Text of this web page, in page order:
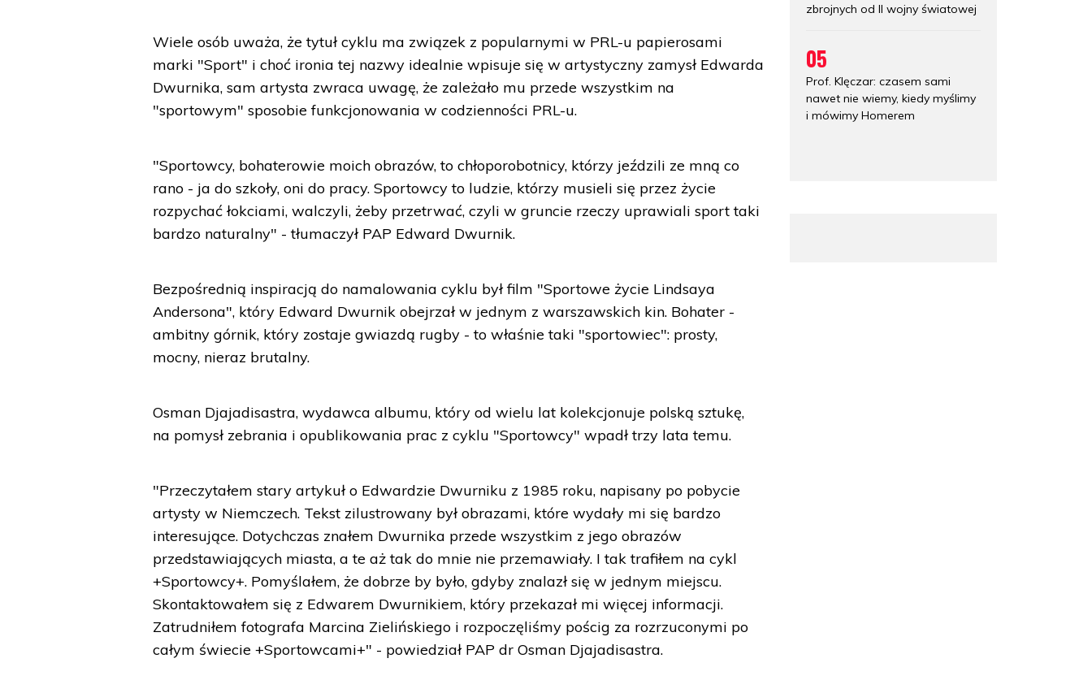
Wiele osób uważa, że tytuł cyklu ma związek z popularnymi w PRL-u papierosami
marki "Sport" i choć ironia tej nazwy idealnie wpisuje się w artystyczny zamysł Edwarda
Dwurnika, sam artysta zwraca uwagę, że zależało mu przede wszystkim na
"sportowym" sposobie funkcjonowania w codzienności PRL-u.
"Sportowcy, bohaterowie moich obrazów, to chłoporobotnicy, którzy jeździli ze mną co
rano - ja do szkoły, oni do pracy. Sportowcy to ludzie, którzy musieli się przez życie
rozpychać łokciami, walczyli, żeby przetrwać, czyli w gruncie rzeczy uprawiali sport taki
bardzo naturalny" - tłumaczył PAP Edward Dwurnik.
Bezpośrednią inspiracją do namalowania cyklu był film "Sportowe życie Lindsaya
Andersona", który Edward Dwurnik obejrzał w jednym z warszawskich kin. Bohater -
ambitny górnik, który zostaje gwiazdą rugby - to właśnie taki "sportowiec": prosty,
mocny, nieraz brutalny.
Osman Djajadisastra, wydawca albumu, który od wielu lat kolekcjonuje polską sztukę,
na pomysł zebrania i opublikowania prac z cyklu "Sportowcy" wpadł trzy lata temu.
"Przeczytałem stary artykuł o Edwardzie Dwurniku z 1985 roku, napisany po pobycie
artysty w Niemczech. Tekst zilustrowany był obrazami, które wydały mi się bardzo
interesujące. Dotychczas znałem Dwurnika przede wszystkim z jego obrazów
przedstawiających miasta, a te aż tak do mnie nie przemawiały. I tak trafiłem na cykl
+Sportowcy+. Pomyślałem, że dobrze by było, gdyby znalazł się w jednym miejscu.
Skontaktowałem się z Edwarem Dwurnikiem, który przekazał mi więcej informacji.
Zatrudniłem fotografa Marcina Zielińskiego i rozpoczęliśmy pościg za rozrzuconymi po
całym świecie +Sportowcami+" - powiedział PAP dr Osman Djajadisastra.
zbrojnych od II wojny światowej
05
Prof. Klęczar: czasem sami
nawet nie wiemy, kiedy myślimy
i mówimy Homerem